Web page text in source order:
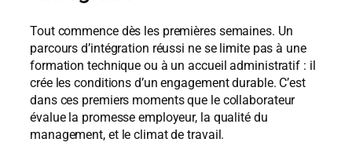
Tout commence dès les premières semaines. Un
parcours d’intégration réussi ne se limite pas à une
formation technique ou à un accueil administratif : il
crée les conditions d’un engagement durable. C’est
dans ces premiers moments que le collaborateur
évalue la promesse employeur, la qualité du
management, et le climat de travail.